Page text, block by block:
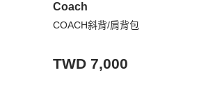
Coach
COACH斜背/肩背包
TWD 7,000